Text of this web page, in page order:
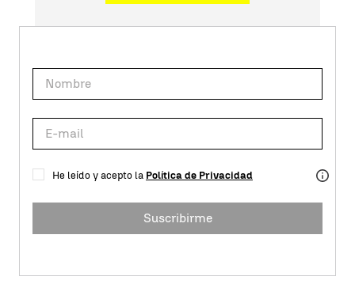
He leído y acepto la Política de Privacidad
Suscribirme